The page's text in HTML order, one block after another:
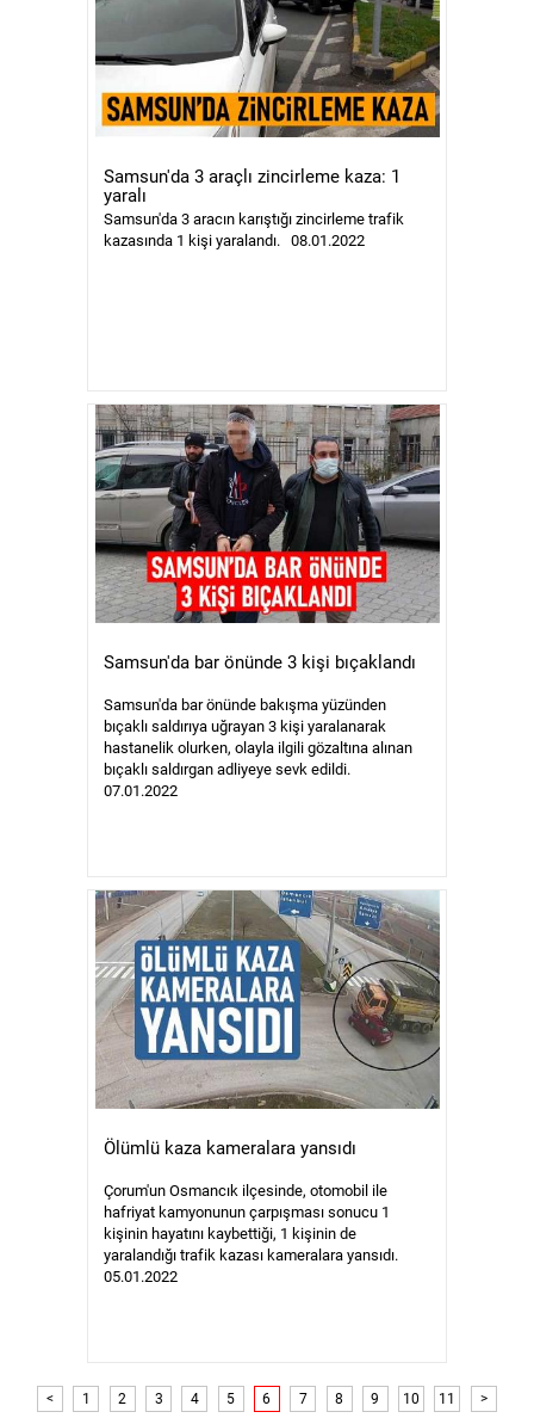
Samsun'da 3 araçlı zincirleme kaza: 1
yaralı
Samsun'da 3 aracın karıştığı zincirleme trafik
kazasında 1 kişi yaralandı. 08.01.2022
Samsun'da bar önünde 3 kişi bıçaklandı
Samsun'da bar önünde bakışma yüzünden
bıçaklı saldırıya uğrayan 3 kişi yaralanarak
hastanelik olurken, olayla ilgili gözaltına alınan
bıçaklı saldırgan adliyeye sevk edildi.
07.01.2022
Ölümlü kaza kameralara yansıdı
Çorum'un Osmancık ilçesinde, otomobil ile
hafriyat kamyonunun çarpışması sonucu 1
kişinin hayatını kaybettiği, 1 kişinin de
yaralandığı trafik kazası kameralara yansıdı.
05.01.2022
< 1 2 3 4 5 6 7 8 9 10 11 >